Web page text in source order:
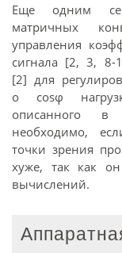
Еще одним
матричных
управления
сигнала [2, 3, 8-
[2] для
о cosφ
описанного
необходимо,
точки зрения
хуже, так как
вычислений.